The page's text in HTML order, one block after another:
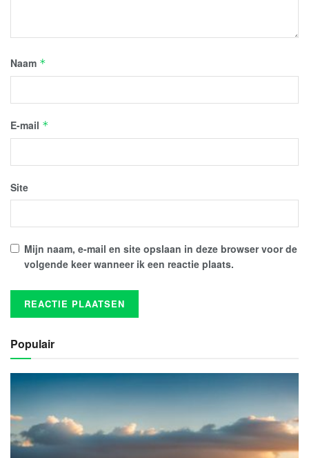
Naam *
E-mail *
Site
Mijn naam, e-mail en site opslaan in deze browser voor de
volgende keer wanneer ik een reactie plaats.
Populair